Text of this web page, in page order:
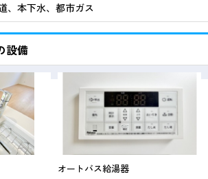
、本下水、都市ガス
設備
オートバス給湯器